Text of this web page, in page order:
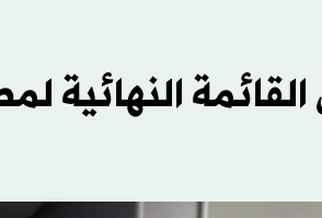
يعلن القائمة